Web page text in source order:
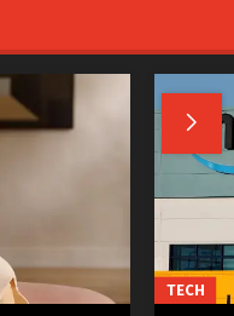

TECH